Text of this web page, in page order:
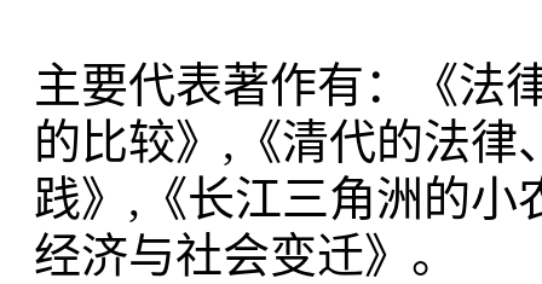
主要代表著作有：《法
的比较》,《清代的法律
践》,《长江三角洲的小
经济与社会变迁》。